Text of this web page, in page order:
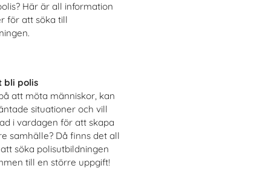
Här är all information
för att söka till
bli polis
att möta människor, kan
situationer och vill
i vardagen för att skapa
samhälle? Då finns det all
söka polisutbildningen
till en större uppgift!